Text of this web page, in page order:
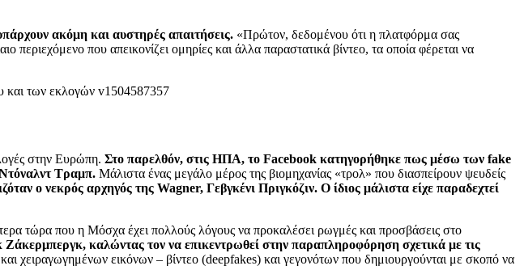
ακόμη και αυστηρές απαιτήσεις. «Πρώτον, δεδομένου ότι η πλατφόρμα σας
περιεχόμενο που απεικονίζει ομηρίες και άλλα παραστατικά βίντεο, τα οποία φέρεται να
στην Ευρώπη. Στο παρελθόν, στις ΗΠΑ, το Facebook κατηγορήθηκε πως μέσω των fake
Ντόναλντ Τραμπ. Μάλιστα ένας μεγάλο μέρος της βιομηχανίας «τρολ» που διασπείρουν ψευδείς
ο νεκρός αρχηγός της Wagner, Γεβγκένι Πριγκόζιν. Ο ίδιος μάλιστα είχε παραδεχτεί
τώρα που η Μόσχα έχει πολλούς λόγους να προκαλέσει ρωγμές και προσβάσεις στο
καλώντας τον να επικεντρωθεί στην παραπληροφόρηση σχετικά με τις
χειραγωγημένων εικόνων – βίντεο (deepfakes) και γεγονότων που δημιουργούνται με σκοπό να